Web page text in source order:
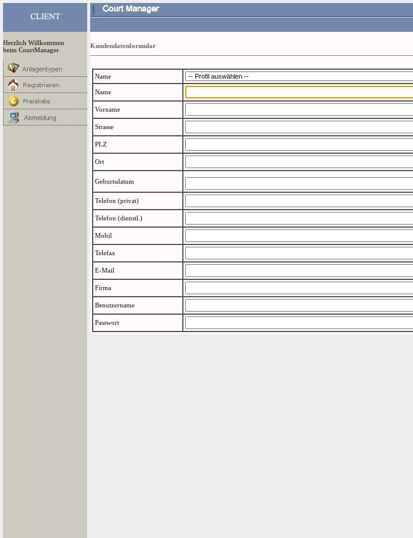
Herzlich Willkommen
beim CourtManager
Kundendatenformular
Name
Name
Vorname
Strasse
PLZ
Ort
Geburtsdatum
Telefon (privat)
Telefon (dienstl.)
Mobil
Telefax
E-Mail
Firma
Benutzername
Passwort